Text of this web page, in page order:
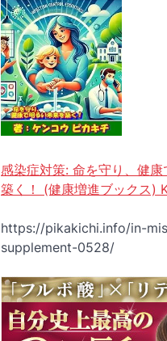
感染症対策: 命を守り、健
築く！ (健康増進ブックス)
https://pikakichi.info/in-
supplement-0528/